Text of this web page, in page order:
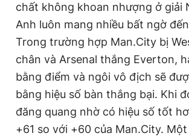
chất không khoan nhượng ở giải
Anh luôn mang nhiều bất ngờ
Trong trường hợp Man.City bị
chân và Arsenal thắng Everton,
bằng điểm và ngôi vô địch sẽ
bằng hiệu số bàn thắng bại. Khi
đăng quang nhờ có hiệu số tốt
+61 so với +60 của Man.City.